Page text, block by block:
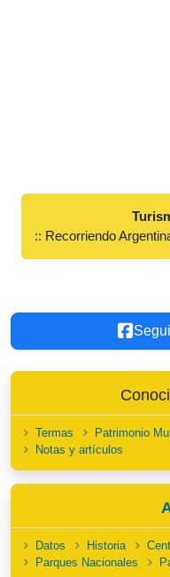
:: Recorriendo
Termas Patrimonio
Notas y artículos
Datos Historia
Parques Nacionales